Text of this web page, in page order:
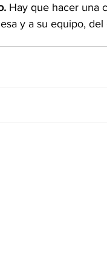
Hay que hacer una
y a su equipo,